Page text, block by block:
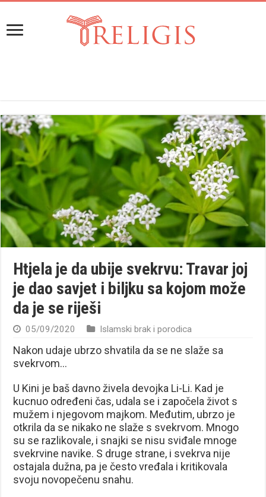
Htjela je da ubije svekrvu: Travar joj
je dao savjet i biljku sa kojom može
da je se riješi
05/09/2020 Islamski brak i porodica
Nakon udaje ubrzo shvatila da se ne slaže sa
svekrvom…
U Kini je baš davno živela devojka Li-Li. Kad je
kucnuo određeni čas, udala se i započela život s
mužem i njegovom majkom. Međutim, ubrzo je
otkrila da se nikako ne slaže s svekrvom. Mnogo
su se razlikovale, i snajki se nisu sviđale mnoge
svekrvine navike. S druge strane, i svekrva nije
ostajala dužna, pa je često vređala i kritikovala
svoju novopečenu snahu.